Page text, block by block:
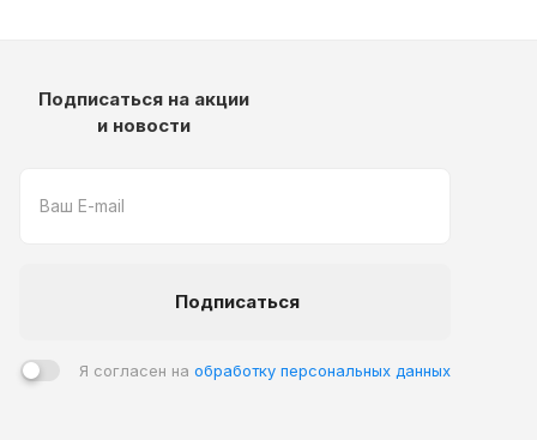
Подписаться на акции
и новости
Подписаться
Я согласен на обработку персональных данных